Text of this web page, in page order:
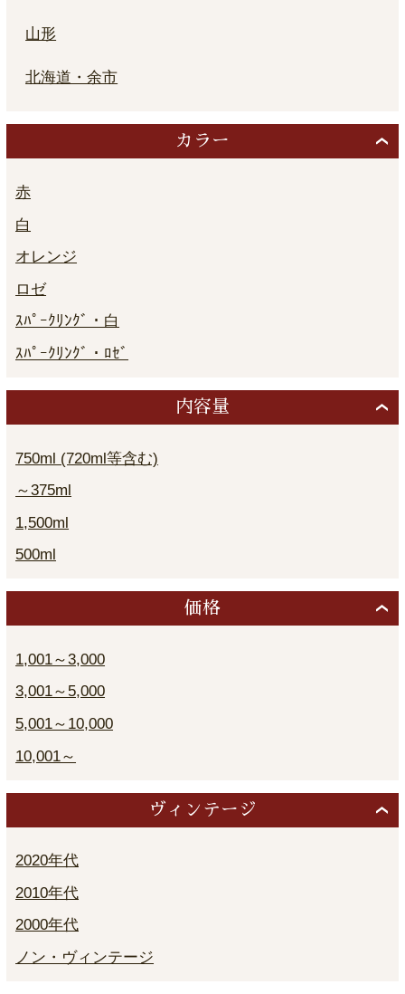
山形
北海道・余市
カラー
赤
白
オレンジ
ロゼ
ｽﾊﾟｰｸﾘﾝｸﾞ・白
ｽﾊﾟｰｸﾘﾝｸﾞ・ﾛｾﾞ
内容量
750ml (720ml等含む)
～375ml
1,500ml
500ml
価格
1,001～3,000
3,001～5,000
5,001～10,000
10,001～
ヴィンテージ
2020年代
2010年代
2000年代
ノン・ヴィンテージ